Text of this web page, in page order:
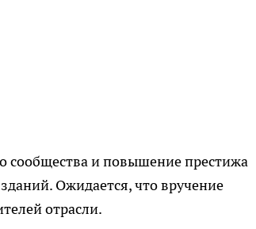
сообщества и повышение престижа
Ожидается, что вручение
отрасли.